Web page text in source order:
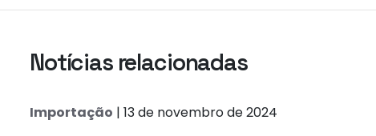
Notícias relacionadas
Importação | 13 de novembro de 2024